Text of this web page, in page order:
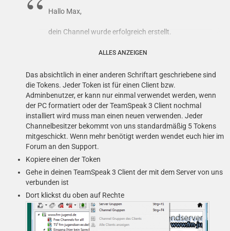
Hallo Max,
dein Channel wurde erfolgreich erstellt.
Wir haben 5 Berechtigungstoken für dich erstellt. Mit
Administratorenrechte in diesem Channel erlangen.
Dabei ist zu beachten, dass jeder Token nur einmal
verwendet werden kann.
Token
5at+4VGNHD8By9bXXnZ6ie4xoIOt0agwFUQhC
tUUI3IGEPEIcrShk2FpHTiCuH0j3QSeEuAW8zp
Gv8RYnWi7QFciZ4u0IlP1cvd0Rx+bxr25O94D
l2GfAMtr3ABHen+HHHSQhjWtZBCDjKjQMt25o
Jeder Channelbesitzer sollte sich mit der gleichen
Mailadresse in unserem Forum registrieren. Wir
möchten dich bitten, dich hier auch zu registrieren:
Solltest du mehr Token brauchen melde dich über unser
ALLES ANZEIGEN
Das absichtlich in einer anderen Schriftart geschriebene sind
die Tokens. Jeder Token ist für einen Client bzw.
Adminbenutzer, er kann nur einmal verwendet werden, wenn
der PC formatiert oder der TeamSpeak 3 Client nochmal
installiert wird muss man einen neuen verwenden. Jeder
Channelbesitzer bekommt von uns standardmäßig 5 Tokens
mitgeschickt. Wenn mehr benötigt werden wendet euch hier im
Forum an den Support.
Kopiere einen der Token
Gehe in deinen TeamSpeak 3 Client der mit dem Server von uns
verbunden ist
Dort klickst du oben auf Rechte